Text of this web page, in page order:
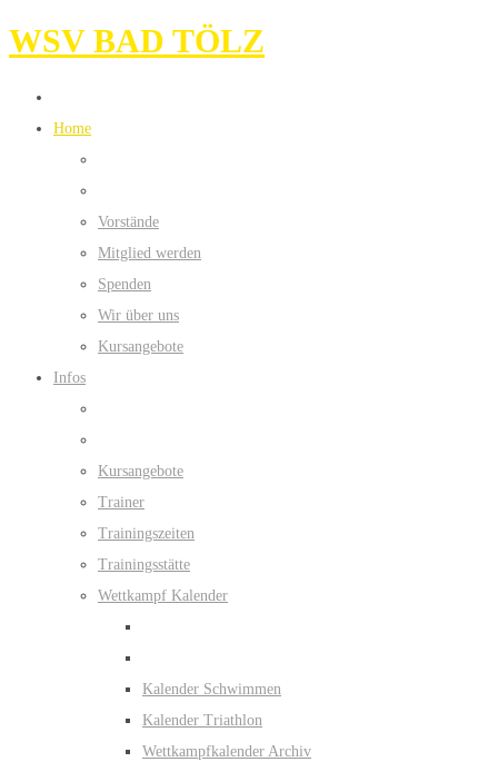
WSV BAD TÖLZ
Home
Vorstände
Mitglied werden
Spenden
Wir über uns
Kursangebote
Infos
Kursangebote
Trainer
Trainingszeiten
Trainingsstätte
Wettkampf Kalender
Kalender Schwimmen
Kalender Triathlon
Wettkampfkalender Archiv